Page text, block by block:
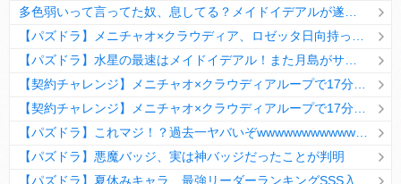
【パズドラ】悪魔バッジ、実は神バッジだったことが判明